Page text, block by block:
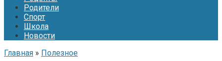
Родители
Спорт
Школа
Новости
Главная » Полезное